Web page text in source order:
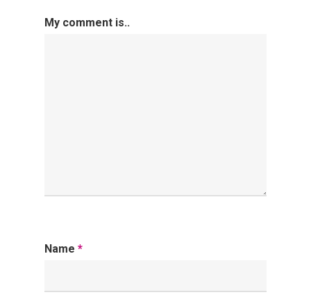
My comment is..
Name *